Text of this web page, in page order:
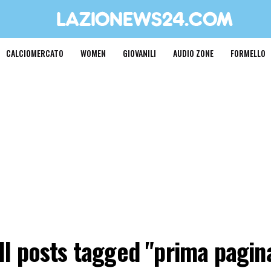
CALCIOMERCATO WOMEN GIOVANILI AUDIO ZONE FORMELLO
posts tagged "prima